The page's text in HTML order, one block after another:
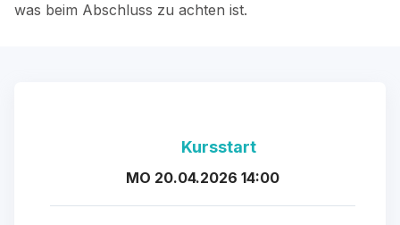
was beim Abschluss zu achten ist.
Kursstart
MO 20.04.2026 14:00